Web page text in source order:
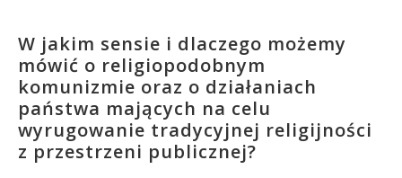
W jakim sensie i dlaczego możemy
mówić o religiopodobnym
komunizmie oraz o działaniach
państwa mających na celu
wyrugowanie tradycyjnej religijności
z przestrzeni publicznej?